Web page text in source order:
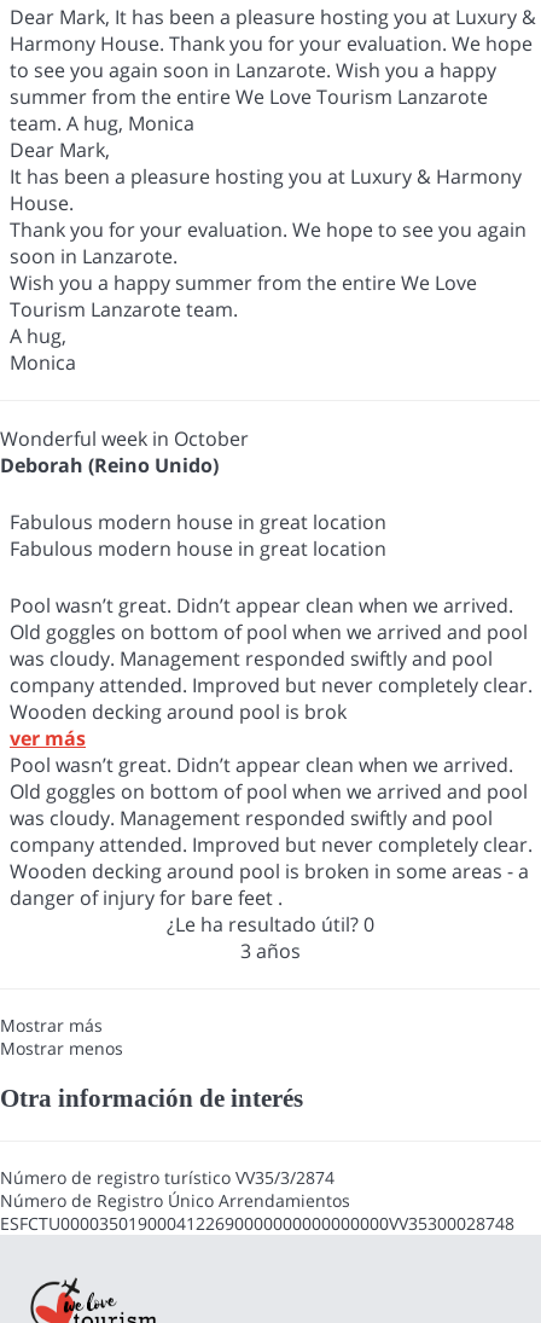
Dear Mark, It has been a pleasure hosting you at Luxury &
Harmony House. Thank you for your evaluation. We hope
to see you again soon in Lanzarote. Wish you a happy
summer from the entire We Love Tourism Lanzarote
team. A hug, Monica
Dear Mark,
It has been a pleasure hosting you at Luxury & Harmony
House.
Thank you for your evaluation. We hope to see you again
soon in Lanzarote.
Wish you a happy summer from the entire We Love
Tourism Lanzarote team.
A hug,
Monica
Wonderful week in October
Deborah (Reino Unido)
Fabulous modern house in great location
Fabulous modern house in great location
Pool wasn’t great. Didn’t appear clean when we arrived.
Old goggles on bottom of pool when we arrived and pool
was cloudy. Management responded swiftly and pool
company attended. Improved but never completely clear.
Wooden decking around pool is brok
ver más
Pool wasn’t great. Didn’t appear clean when we arrived.
Old goggles on bottom of pool when we arrived and pool
was cloudy. Management responded swiftly and pool
company attended. Improved but never completely clear.
Wooden decking around pool is broken in some areas - a
danger of injury for bare feet .
¿Le ha resultado útil?0
3 años
Mostrar más
Mostrar menos
Otra información de interés
Número de registro turístico VV35/3/2874
Número de Registro Único Arrendamientos
ESFCTU0000350190004122690000000000000000VV35300028748